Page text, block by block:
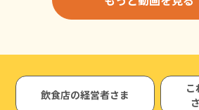
飲食店の経営者さま
こ